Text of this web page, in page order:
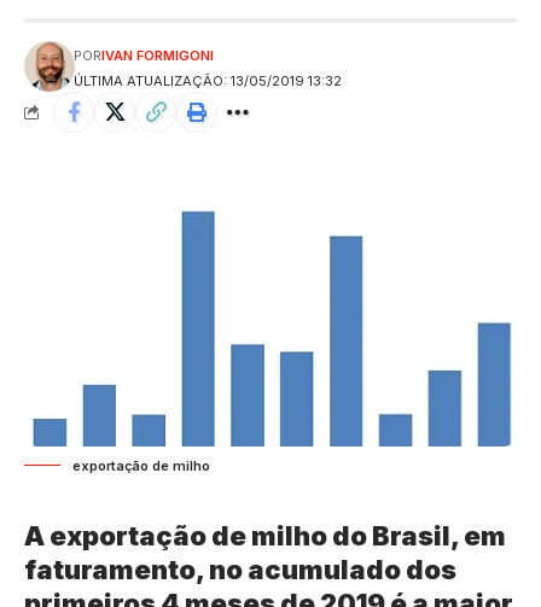
ÚLTIMA ATUALIZAÇÃO: 13/05/2019 13:32
PORIVAN FORMIGONI
exportação de milho
A exportação de milho do Brasil, em
faturamento, no acumulado dos